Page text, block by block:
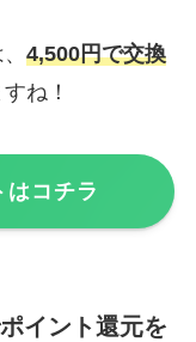
4,500円で交換
ね！
はコチラ
イント還元を